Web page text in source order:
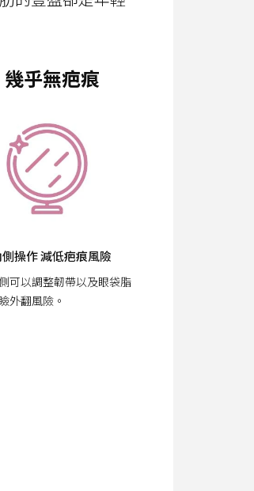
幾乎無疤痕
操作 減低疤痕風險
可以調整韌帶以及眼袋脂
外翻風險。